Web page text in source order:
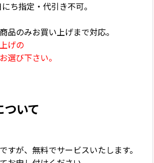
ち指定・代引き不可。
品のみお買い上げまで対応。
げの
選び下さい。
ついて
すが、無料でサービスいたします。